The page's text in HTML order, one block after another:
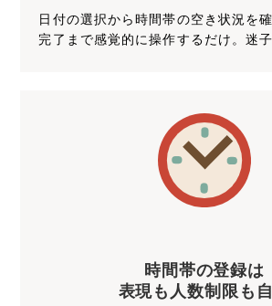
日付の選択から時間帯の空き状況を
完了まで感覚的に操作するだけ。迷
時間帯の登録は
表現も人数制限も